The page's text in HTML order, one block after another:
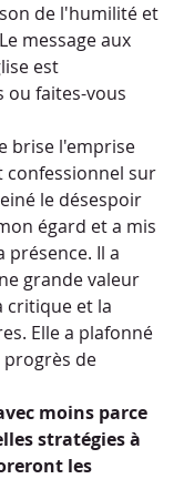
de l'humilité et
message aux
est
ou faites-vous
brise l'emprise
confessionnel sur
le désespoir
égard et a mis
présence. Il a
grande valeur
critique et la
Elle a plafonné
progrès de
moins parce
stratégies à
les